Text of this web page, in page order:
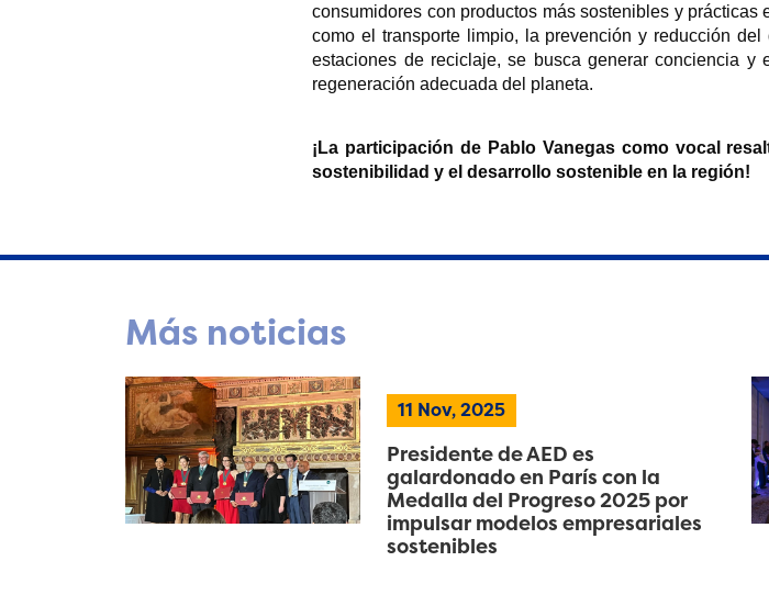
consumidores con productos más sostenibles y
como el transporte limpio, la prevención y reducción
estaciones de reciclaje, se busca generar conciencia
regeneración adecuada del planeta.
¡La participación de Pablo Vanegas como vocal
sostenibilidad y el desarrollo sostenible en la región!
Más noticias
11 Nov, 2025
Presidente de AED es
galardonado en París con la
Medalla del Progreso 2025 por
impulsar modelos empresariales
sostenibles